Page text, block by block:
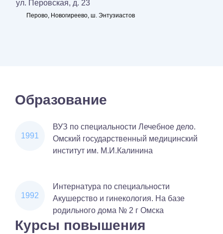
ул. Перовская, д. 23
Перово, Новогиреево, ш. Энтузиастов
Образование
1991
ВУЗ по специальности Лечебное дело.
Омский государственный медицинский
институт им. М.И.Калинина
1992
Интернатура по специальности
Акушерство и гинекология. На базе
родильного дома № 2 г Омска
Курсы повышения